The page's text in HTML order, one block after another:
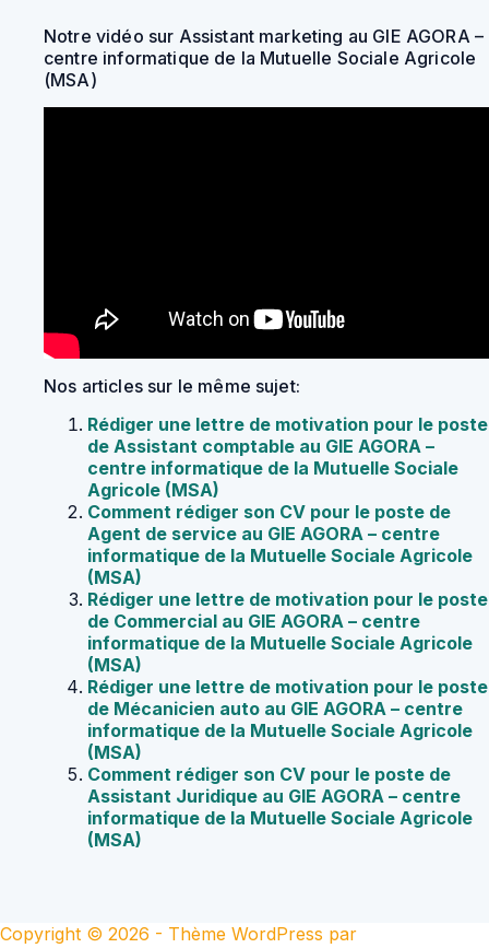
Notre vidéo sur Assistant marketing au GIE AGORA –
centre informatique de la Mutuelle Sociale Agricole
(MSA)
Nos articles sur le même sujet:
Rédiger une lettre de motivation pour le poste
de Assistant comptable au GIE AGORA –
centre informatique de la Mutuelle Sociale
Agricole (MSA)
Comment rédiger son CV pour le poste de
Agent de service au GIE AGORA – centre
informatique de la Mutuelle Sociale Agricole
(MSA)
Rédiger une lettre de motivation pour le poste
de Commercial au GIE AGORA – centre
informatique de la Mutuelle Sociale Agricole
(MSA)
Rédiger une lettre de motivation pour le poste
de Mécanicien auto au GIE AGORA – centre
informatique de la Mutuelle Sociale Agricole
(MSA)
Comment rédiger son CV pour le poste de
Assistant Juridique au GIE AGORA – centre
informatique de la Mutuelle Sociale Agricole
(MSA)
Copyright © 2026 - Thème WordPress par